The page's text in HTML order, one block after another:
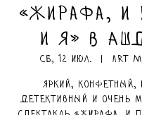
«Жирафа, и
и я» в
сб, 12 июл. ART
Яркий, конфетный,
детективный и очень